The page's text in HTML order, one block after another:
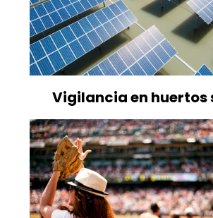
Vigilancia en huertos